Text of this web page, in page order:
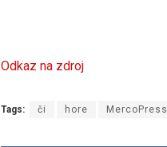
Odkaz na zdroj
Tags: či hore MercoPress